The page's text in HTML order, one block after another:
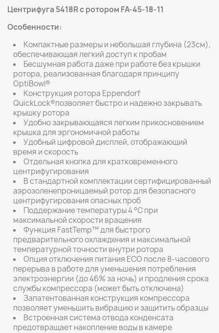
Центрифуга 5418R с ротором FA-45-18-11
Особенности:
Компактные размеры и небольшая глубина (23см),
обеспечивающая легкий доступ к пробам
Бесшумная работа даже при работе без крышки
ротора, реализованная благодаря принципу
OptiBowl®
Конструкция ротора Eppendorf
QuickLock®позволяет быстро и надежно закрывать
крышку ротора
Удобно закрывающаяся легким прикосновением
крышка для эргономичной работы
Удобный цифровой дисплей, отображающий
время и скорость
Отдельная кнопка для кратковременного
центрифугирования
В стандартной комплектации сертифицированный
аэрозоленепроницаемый ротор для безопасного
центрифугирования опасных проб
Поддержание температуры 4 °C при
максимальной скорости вращения
Функция FastTemp™ для быстрого
предварительного охлаждения и максимальной
температурной точности внутри ротора
Опция отключения питания ECО после 8-часового
перерыва в работе для уменьшения потребления
электроэнергии (до 46% за ночь) и продления срока
службы компрессора (может быть отключена)
Запатентованная конструкция компрессора
позволяет уменьшить вибрацию и защитить образцы
Встроенная система отвода конденсата
предотвращает накопление воды в камере